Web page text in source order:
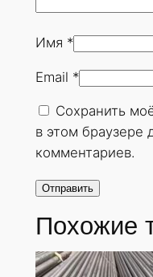
т
я
у
2
5
Имя *
Email *
Сохранить
в этом
комментариев.
Похожие